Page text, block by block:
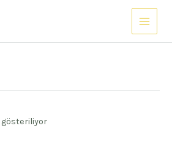
Main
Menu
gösteriliyor